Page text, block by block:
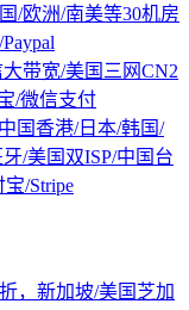
/欧洲/南美等30机房
带宽/美国三网CN2
/微信支付
国香港/日本/韩国/
/美国双ISP/中国台
/Stripe
，新加坡/美国芝加